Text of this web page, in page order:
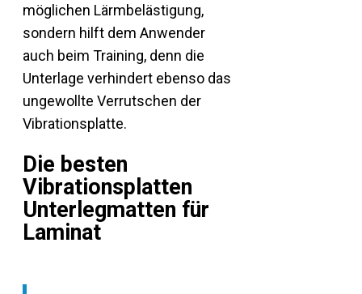
möglichen Lärmbelästigung,
sondern hilft dem Anwender
auch beim Training, denn die
Unterlage verhindert ebenso das
ungewollte Verrutschen der
Vibrationsplatte.
Die besten
Vibrationsplatten
Unterlegmatten für
Laminat